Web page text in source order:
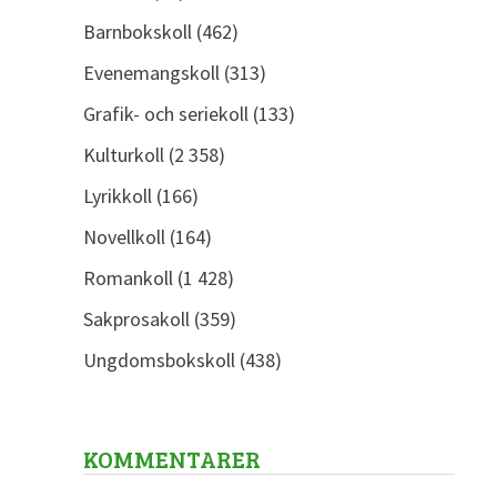
Barnbokskoll(462)
Evenemangskoll(313)
Grafik- och seriekoll(133)
Kulturkoll(2 358)
Lyrikkoll(166)
Novellkoll(164)
Romankoll(1 428)
Sakprosakoll(359)
Ungdomsbokskoll(438)
KOMMENTARER